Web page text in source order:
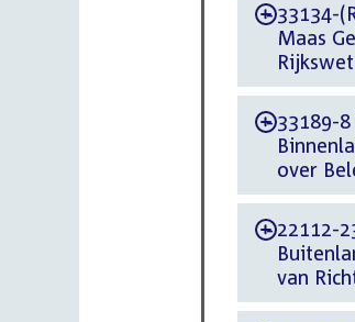
-33134-
Maas
-33189-
over
-22112-
van